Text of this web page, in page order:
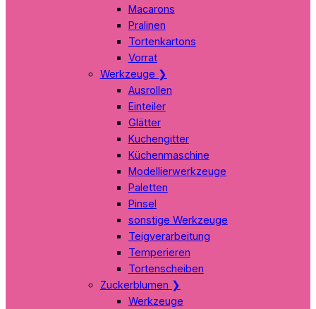
Macarons
Pralinen
Tortenkartons
Vorrat
Werkzeuge ❯
Ausrollen
Einteiler
Glätter
Kuchengitter
Küchenmaschine
Modellierwerkzeuge
Paletten
Pinsel
sonstige Werkzeuge
Teigverarbeitung
Temperieren
Tortenscheiben
Zuckerblumen ❯
Werkzeuge